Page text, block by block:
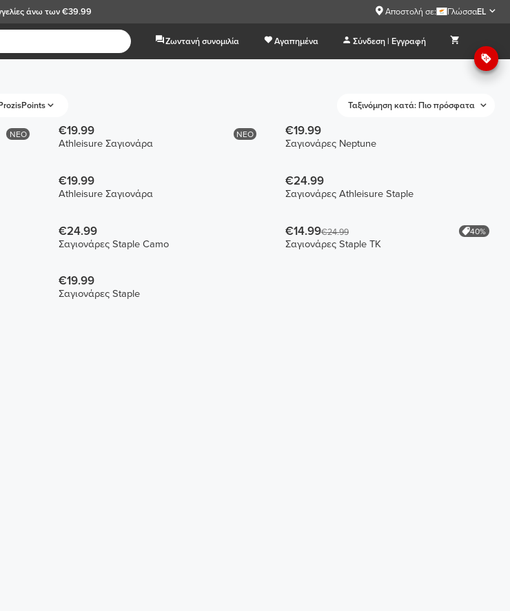
άνω των €39.99 Αποστολή σε: ΓλώσσαEL
Ζωντανή συνομιλία Αγαπημένα Σύνδεση | Εγγραφή
Ταξινόμηση κατά: Πιο πρόσφατα
ΝΕΟ ΝΕΟ
€19.99
Athleisure Σαγιονάρα
€19.99
Σαγιονάρες Neptune
€19.99
Athleisure Σαγιονάρα
€24.99
Σαγιονάρες Athleisure Staple
€24.99
Σαγιονάρες Staple Camo
€14.99€24.99 40%
Σαγιονάρες Staple TK
€19.99
Σαγιονάρες Staple